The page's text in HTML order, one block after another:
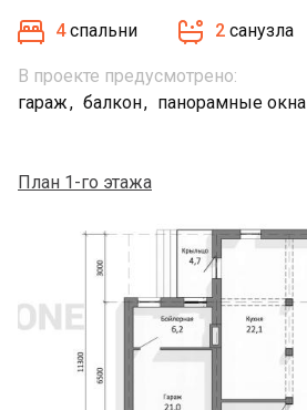
4 спальни 2 санузла
В проекте предусмотрено:
гараж
балкон панорамные окна
План 1-го этажа